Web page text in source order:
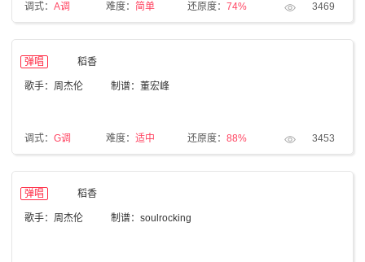
调式： A调 难度： 简单 还原度： 74% 3469
弹唱 稻香
歌手：周杰伦 制谱：董宏峰
调式： G调 难度： 适中 还原度： 88% 3453
弹唱 稻香
歌手：周杰伦 制谱：soulrocking